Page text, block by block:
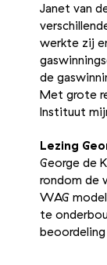
Janet van
werkte zij
de
Met grote
Instituut
Lezing
George de
rondom de
WAG
te